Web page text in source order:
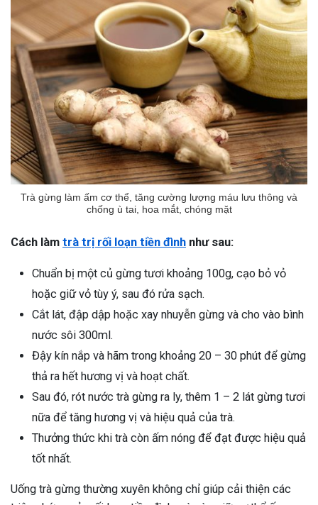
Trà gừng làm ấm cơ thể, tăng cường lượng máu lưu thông và
chống ù tai, hoa mắt, chóng mặt
Cách làm trà trị rối loạn tiền đình như sau:
Chuẩn bị một củ gừng tươi khoảng 100g, cạo bỏ vỏ
hoặc giữ vỏ tùy ý, sau đó rửa sạch.
Cắt lát, đập dập hoặc xay nhuyễn gừng và cho vào bình
nước sôi 300ml.
Đậy kín nắp và hãm trong khoảng 20 – 30 phút để gừng
thả ra hết hương vị và hoạt chất.
Sau đó, rót nước trà gừng ra ly, thêm 1 – 2 lát gừng tươi
nữa để tăng hương vị và hiệu quả của trà.
Thưởng thức khi trà còn ấm nóng để đạt được hiệu quả
tốt nhất.
Uống trà gừng thường xuyên không chỉ giúp cải thiện các